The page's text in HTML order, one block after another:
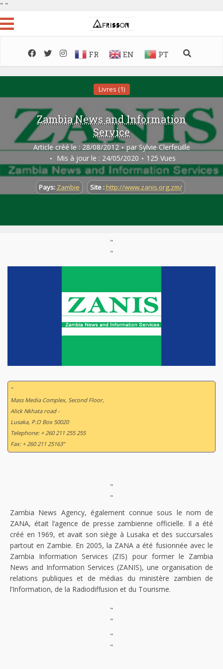
" "
FR EN PT
Livres (1)
Zambia News and Information
Service
Article créé le : 28/08/2012 par Sylvie Clerfeuille
Mis à jour le : 24/05/2020
125 Vues
Pays: Zambie Site : http://www.zanis.org.zm/
"
"
“
Mass Media Complex, Second Floor,
Alick Nkhata road -
Lusaka, P.O Box 50020
Telephone: + 260 211 255 255
Fax: + 260 211 25163”
"
"
Zambia News Agency, également connue sous le nom de
ZANA, était l’agence de presse zambienne officielle. Il a été
créé en 1969, et avait son siège à Lusaka et des succursales
partout en Zambie. En 2005, la ZANA a été fusionnée avec le
Zambia Information Services (ZIS) pour former le Zambia
News and Information Services (ZANIS), une organisation de
relations publiques et de médias du ministère zambien de
l’Information, de la Radiodiffusion et du Tourisme.
"
"
"
"